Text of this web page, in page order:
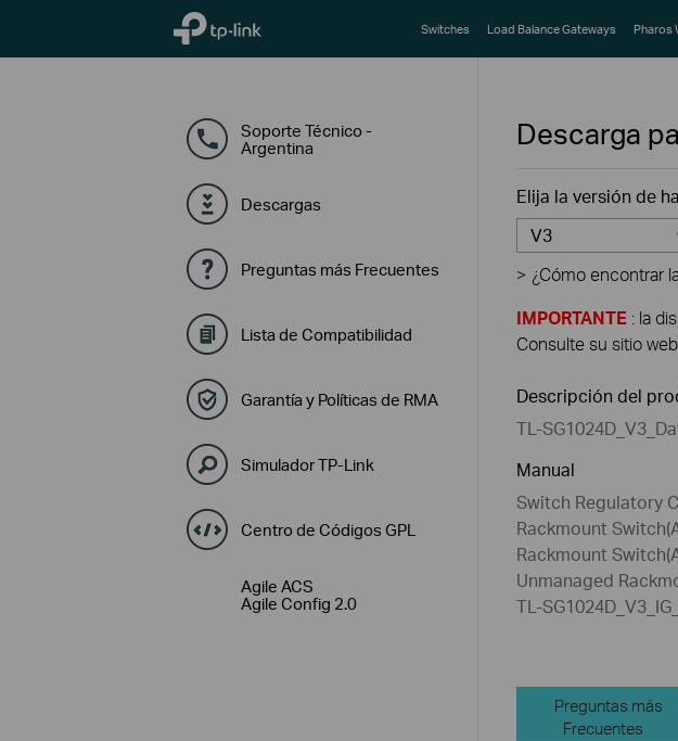
TP-Link, Reliably Smart Switches Load Balance Gateways Pharos
Soporte Técnico -
Argentina
Descargas
Preguntas más Frecuentes
Lista de Compatibilidad
Garantía y Políticas de RMA
Simulador TP-Link
Centro de Códigos GPL
Agile ACS
Agile Config 2.0
Descarga
Elija la versión de
V3
> ¿Cómo encontrar
IMPORTANTE : la
Consulte su sitio
Descripción del
TL-
Manual
Switch Regulatory
Rackmount
Rackmount
Unmanaged
TL-
Preguntas más
Frecuentes